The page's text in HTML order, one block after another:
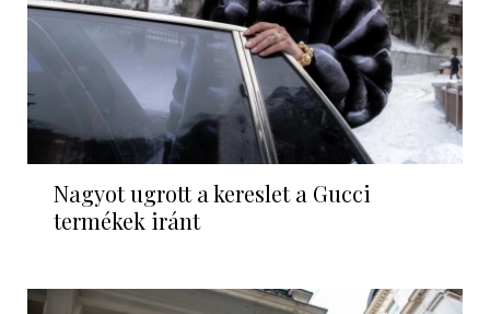
Nagyot ugrott a kereslet a Gucci
termékek iránt